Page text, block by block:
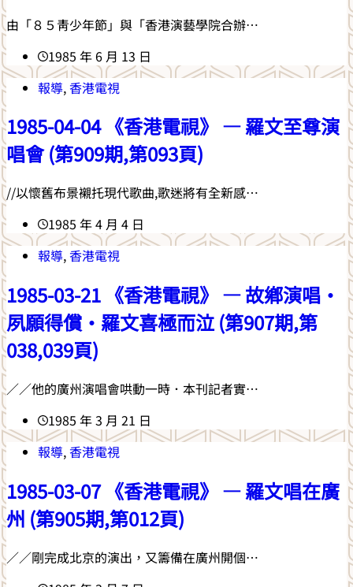
由「８５靑少年節」與「香港演藝學院合辦…
1985 年 6 月 13 日
報導,香港電視
1985-04-04 《香港電視》 — 羅文至尊演
唱會 (第909期,第093頁)
//以懷舊布景襯托現代歌曲,歌迷將有全新感…
1985 年 4 月 4 日
報導,香港電視
1985-03-21 《香港電視》 — 故鄉演唱‧
夙願得償‧羅文喜極而泣 (第907期,第
038,039頁)
／／他的廣州演唱會哄動一時．本刊記者實…
1985 年 3 月 21 日
報導,香港電視
1985-03-07 《香港電視》 — 羅文唱在廣
州 (第905期,第012頁)
／／剛完成北京的演出，又籌備在廣州開個…